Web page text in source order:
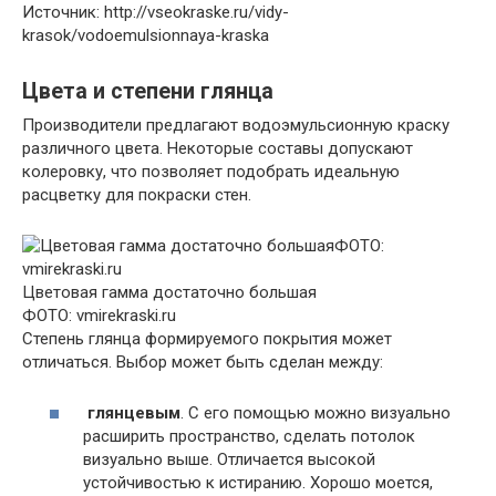
Источник: http://vseokraske.ru/vidy-
krasok/vodoemulsionnaya-kraska
Цвета и степени глянца
Производители предлагают водоэмульсионную краску
различного цвета. Некоторые составы допускают
колеровку, что позволяет подобрать идеальную
расцветку для покраски стен.
Цветовая гамма достаточно большая
ФОТО: vmirekraski.ru
Степень глянца формируемого покрытия может
отличаться. Выбор может быть сделан между:
глянцевым. С его помощью можно визуально
расширить пространство, сделать потолок
визуально выше. Отличается высокой
устойчивостью к истиранию. Хорошо моется,